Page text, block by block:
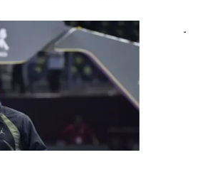
paso hacia instancias finales en
Buenos...